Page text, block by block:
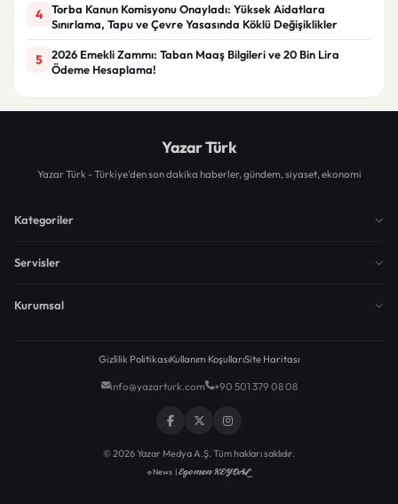
4
Torba Kanun Komisyonu Onayladı: Yüksek Aidatlara
Sınırlama, Tapu ve Çevre Yasasında Köklü Değişiklikler
5
2026 Emekli Zammı: Taban Maaş Bilgileri ve 20 Bin Lira
Ödeme Hesaplama!
Yazar Türk
Yazar Türk - Türkiye'den son dakika haberler, gündem, siyaset, ekonomi
Kategoriler
Servisler
Kurumsal
Gizlilik PolitikasıKullanım KoşullarıSite Haritası
info@yazarturk.com +90 501 379 08 08
© 2026 Yazar Medya A.Ş. Tüm hakları saklıdır.
eNews |Egemen KEYDAL